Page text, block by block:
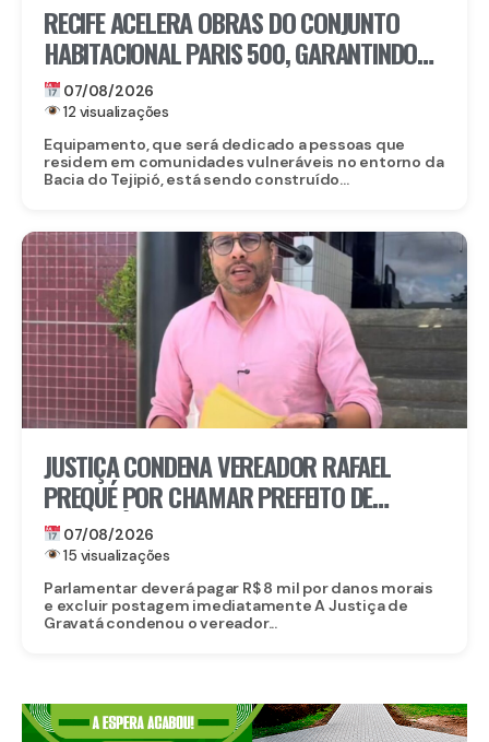
RECIFE ACELERA OBRAS DO CONJUNTO
HABITACIONAL PARIS 500, GARANTINDO
80 NOVAS MORADIAS
07/08/2026
12 visualizações
Equipamento, que será dedicado a pessoas que
residem em comunidades vulneráveis no entorno da
Bacia do Tejipió, está sendo construído...
JUSTIÇA CONDENA VEREADOR RAFAEL
PREQUÉ POR CHAMAR PREFEITO DE
GRAVATÁ DE “LADRÃO” E REFORÇA:
IMUNIDADE PARLAMENTAR NÃO PROTEGE
CALÚNIA
07/08/2026
15 visualizações
Parlamentar deverá pagar R$ 8 mil por danos morais
e excluir postagem imediatamente A Justiça de
Gravatá condenou o vereador...